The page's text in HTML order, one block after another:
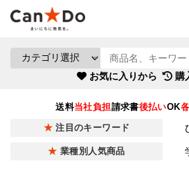
お気に入りから 購
送料当社負担請求書後払いOK
注目のキーワード
業種別人気商品